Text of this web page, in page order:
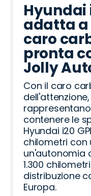
Hyundai
adatta
caro
pronta
Jolly
Con il caro
contenere le
Hyundai i20
chilometri con
un'autonomia
1.300
distribuzione
Europa.